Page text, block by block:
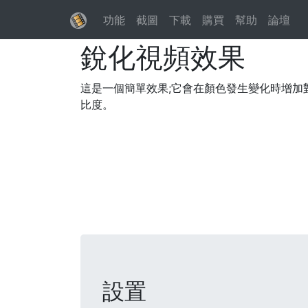
功能 截圖 下載 購買 幫助 論壇
銳化視頻效果
這是一個簡單效果;它會在顏色發生變化時增加
比度。
設置